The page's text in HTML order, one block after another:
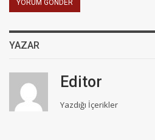
YAZAR
Editor
Yazdığı İçerikler